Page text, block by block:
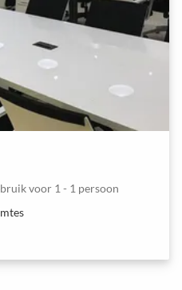
voor 1 - 1 persoon